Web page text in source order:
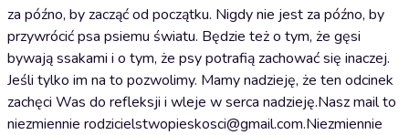
za późno, by zacząć od początku. Nigdy nie jest za późno, by
przywrócić psa psiemu światu. Będzie też o tym, że gęsi
bywają ssakami i o tym, że psy potrafią zachować się inaczej.
Jeśli tylko im na to pozwolimy. Mamy nadzieję, że ten odcinek
zachęci Was do refleksji i wleje w serca nadzieję.Nasz mail to
niezmiennie rodzicielstwopieskosci@gmail.com.Niezmiennie